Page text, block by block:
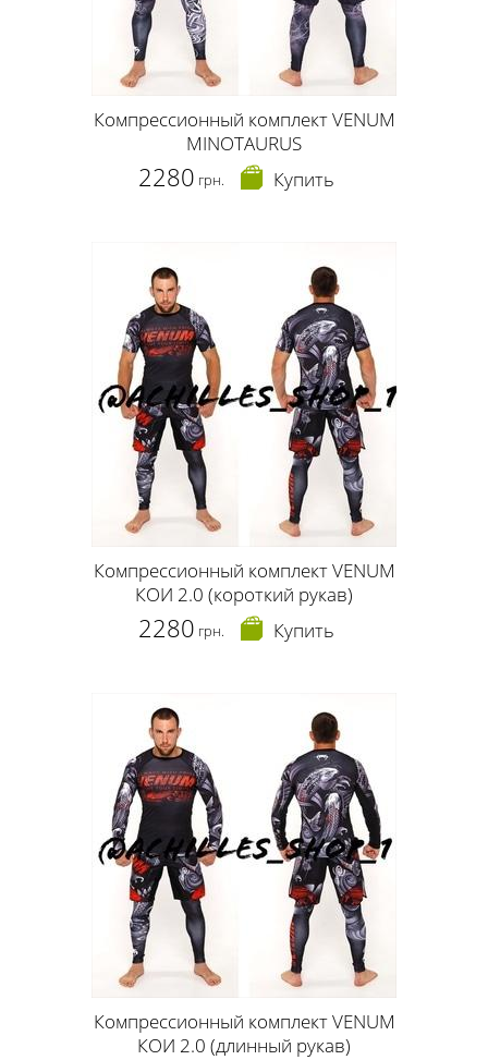
Компрессионный комплект VENUM
MINOTAURUS
2280 грн. Купить
Компрессионный комплект VENUM
КОИ 2.0 (короткий рукав)
2280 грн. Купить
Компрессионный комплект VENUM
КОИ 2.0 (длинный рукав)